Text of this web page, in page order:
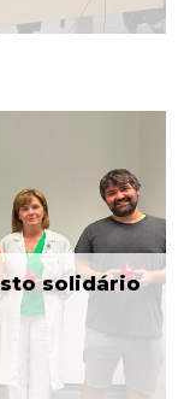
solidário